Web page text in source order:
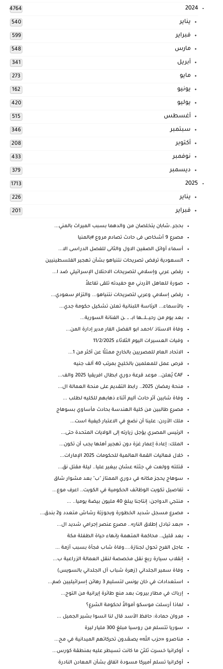
2024
4764
يناير 540
فبراير 599
مارس 548
أبريل 341
مايو 273
يونيو 162
يوليو 420
أغسطس 515
سبتمبر 346
أكتوبر 208
نوفمبر 433
ديسمبر 379
2025
1713
يناير 226
فبراير 201
بحجر..شابان يتخلصان من والدهما بسبب الميراث بالمني...
مصرع 9 أشخاص فى حادث تصادم مروع #بالمنيا
أسماء أوائل الصفين الاول والثانى للفصل الدراسى الا...
السعودية ترفض تصريحات نتنياهو بشأن تهجير الفلسطينيين
رفض عربي وإسلامي لتصريحات الاحتلال الإسرائيلي ضد ا...
صورة للعاهل الأردني مع حفيدته تلقى تفاعلاً
رفض إسلامي وعربي لتصريحات نتنياهو... والتزام سعودي...
بالأسماء... الرئاسة اللبنانية تعلن تشكيل حكومة جدي...
بعد يوم من رحيـ.ـلـ.ـها ابـ. ـ. ـن الفنانة السورية...
وفاة الاستاذ /احمد ابو الفضل الفار مدير إدارة المن...
وفيات العسيرات اليوم الثلاثاء 11/2/2025
الاتحاد العام للمصريين بالخارج ممثلًا عن أكثر من 1...
فرص عمل للمعلمين بالخليج بمرتب 40 ألف جنيه
CAF يُعلن.. موعد قرعة دوري ابطال افريقيا 2025 والف...
منحة رمضان 2025.. رابط التقديم على منحة العمالة ال...
وفاة شابين آثر حادث آليم أثناء ذهابهم للكليه لطلب ...
مصرع طالبين من كلية الهندسة بحادث مأساوي بسوهاج
ملك ⁧‫الأردن‬⁩: علينا أن نضع في الاعتبار كيفية است...
الرئيس المصري يؤجل زيارته إلى الولايات المتحدة حتى...
الملك: إعادة إعمار غزة دون تهجير أهلها يجب أن تكون...
خلال فعاليات القمة العالمية للحكومات 2025 الإمارات...
قتلته وولعت في جثته عشان بيغير عليا.. ليلة مقتل نق...
سوهاج يحجز مكانه في دوري الممتاز "ب" بعد مشوار شاق
تفاصيل تكويت الوظائف الحكومية في الكويت.. اعرف موع...
منتجي الدواجن: إنتاجنا يبلغ 40 مليون بيضة يوميا.. ...
مصـرع مسجل شديد الخطورة وبحوزتة رشاش متعدد و2 بندق...
«بعد تبادل إطلاق النار».. مصرع عنصر إجرامي شديد ال...
بعد قليل.. محاكمة المتهمة بإنهاء حياة الطفلة مكة
عاجل الفرح تحول لجنازة....وفاة شاب فجأة بسبب أزمة ...
إنقلاب سيارة ربع نقل مخصصة لنقل العمالة الزراعية ب...
وفاة سمير الجلداني (زهرة شباب آل الجلداني بالسويس)
استعدادات في خان يونس لتسليم 3 رهائن إسرائيليين ضم...
إرباك في مطار بيروت بعد منع طائرة إيرانية من التوج...
لماذا أرسلت موسكو أموالاً لحكومة الشرع؟
مروان حمادة: حافظ الأسد قال لنا انسوا بشير الجميل ...
سوريا تتسلم من روسيا مبلغ 300 مليار ليرة
مناصرو «حزب الله» يصعّدون تحركاتهم الميدانية في مح...
أوكرانيا خسرت ثلثيْ ما كانت تسيطر عليه بمنطقة كورس...
أوكرانيا تسلم أميركا مسودة اتفاق بشأن المعادن النادرة